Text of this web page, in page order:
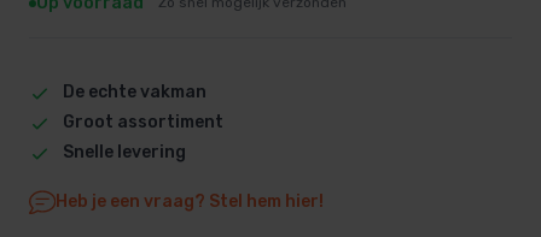
De echte vakman
Groot assortiment
Snelle levering
Heb je een vraag? Stel hem hier!